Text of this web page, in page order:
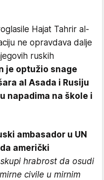
Hajat Tahrir al-
ne opravdava dalje
ruskih
je optužio snage
al Asada i Rusiju
napadima na škole i
ambasador u UN
američki
hrabrost da osudi
civile u mirnim